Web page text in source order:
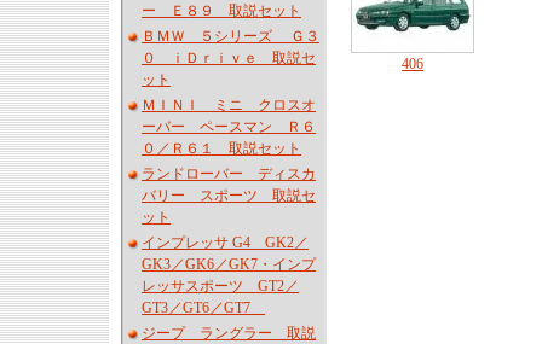
ー Ｅ８９ 取説セット
ＢＭＷ ５シリーズ Ｇ３
０ ｉＤｒｉｖｅ 取説セ
ット
ＭＩＮＩ ミニ クロスオ
ーバー ペースマン Ｒ６
０／Ｒ６１ 取説セット
ランドローバー ディスカ
バリー スポーツ 取説セ
ット
インプレッサ G4 GK2／
GK3／GK6／GK7・インプ
レッサスポーツ GT2／
GT3／GT6／GT7
ジープ ラングラー 取説
406